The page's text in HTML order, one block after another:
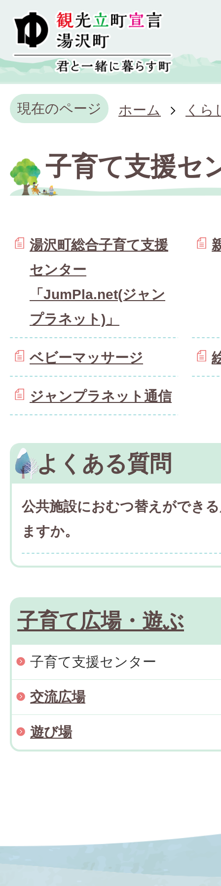
現在のページ ホーム くら
子育て支援セ
湯沢町総合子育て支援
センター
「JumPla.net(ジャン
プラネット)」
ベビーマッサージ
ジャンプラネット通信
よくある質問
公共施設におむつ替えができ
ますか。
子育て広場・遊ぶ
子育て支援センター
交流広場
遊び場